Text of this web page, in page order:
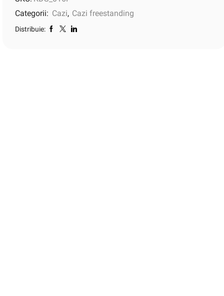
Categorii: Cazi, Cazi freestanding
Distribuie: